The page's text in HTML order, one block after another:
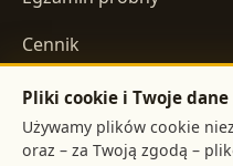
Cennik
INFORMACJE
Regulamin
Pliki cookie i Twoje dane
Używamy plików cookie
oraz – za Twoją zgodą –